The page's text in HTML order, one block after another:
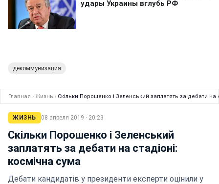
декоммунизация
Главная › Жизнь › Скільки Порошенко і Зеленський заплатять за дебати на
ЖИЗНЬ 08 апреля 2019 · 20:23
Скільки Порошенко і Зеленський
заплатять за дебати на стадіоні:
космічна сума
Дебати кандидатів у президенти експерти оцінили у